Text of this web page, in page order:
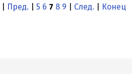
Пред. 5 6 7 8 9 След. Конец